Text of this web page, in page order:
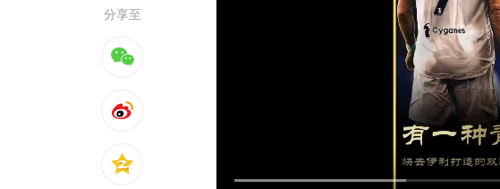
分享至